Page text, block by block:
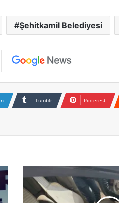
Şehitkamil Belediyesi
Tumblr Pinterest
B